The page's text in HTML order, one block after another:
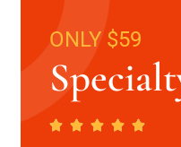
ONLY $59